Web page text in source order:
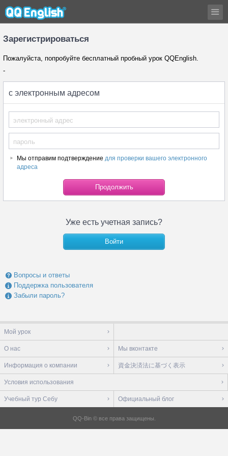
Зарегистрироваться
Пожалуйста, попробуйте бесплатный пробный урок QQEnglish.
-
с электронным адресом
Мы отправим подтверждение для проверки вашего электронного
адреса
Уже есть учетная запись?
Войти
Вопросы и ответы
Поддержка пользователя
Забыли пароль?
Мой урок
О нас Мы вконтакте
Информация о компании 資金決済法に基づく表示
Условия использования
Учебный тур Себу Официальный блог
QQ-Bin © все права защищены.